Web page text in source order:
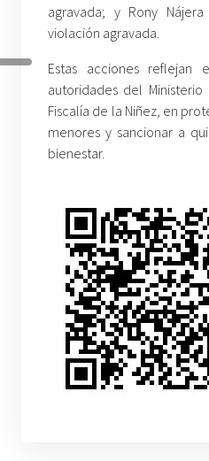
agravada; y Rony
violación agravada.
Estas acciones reflejan
autoridades del
Fiscalía de la Niñez, en
menores y sancionar a
bienestar.